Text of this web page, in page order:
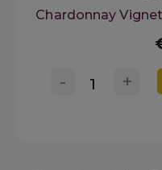
Chardonnay
+
-